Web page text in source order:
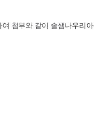
첨부와 같이 솔샘나우리